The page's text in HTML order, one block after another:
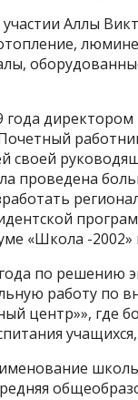
Аллы
года
своей
проведена
«Школа -
по решению
работу по
центр»», где